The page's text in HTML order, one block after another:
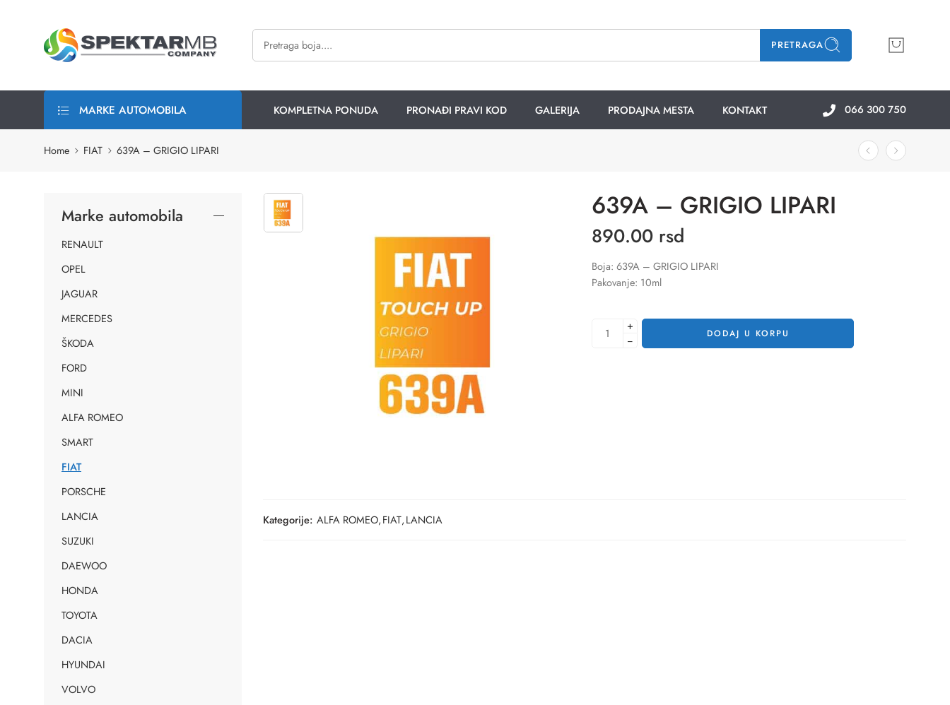
PRETRAGA
MARKE AUTOMOBILA KOMPLETNA PONUDA PRONAĐI PRAVI KOD GALERIJA PRODAJNA MESTA KONTAKT 066 300 750
Home FIAT 639A – GRIGIO LIPARI
639A – GRIGIO LIPARI
890.00 rsd
Boja: 639A – GRIGIO LIPARI
Pakovanje: 10ml
+
−
DODAJ U KORPU
Kategorije: ALFA ROMEO,FIAT,LANCIA
Marke automobila
RENAULT
OPEL
JAGUAR
MERCEDES
ŠKODA
FORD
MINI
ALFA ROMEO
SMART
FIAT
PORSCHE
LANCIA
SUZUKI
DAEWOO
HONDA
TOYOTA
DACIA
HYUNDAI
VOLVO